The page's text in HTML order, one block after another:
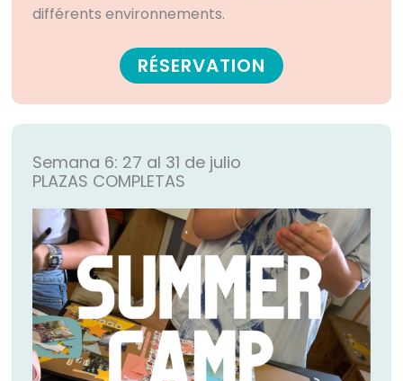
différents environnements.
RÉSERVATION
Semana 6: 27 al 31 de julio
PLAZAS COMPLETAS​